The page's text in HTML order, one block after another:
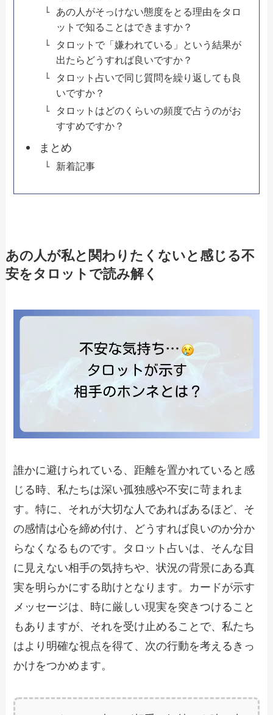
あの人がそっけない態度をとる理由をタロ
ットで知ることはできますか？
タロットで「嫌われている」という結果が
出たらどうすれば良いですか？
タロット占いで同じ質問を繰り返しても良
いですか？
タロットはどのくらいの頻度で占うのがお
すすめですか？
まとめ
新着記事
あの人が私と関わりたくないと感じる不
安をタロットで読み解く
誰かに避けられている、距離を置かれていると感
じる時、私たちは深い孤独感や不安に苛まれま
す。特に、それが大切な人であればあるほど、そ
の感情は心を締め付け、どうすれば良いのか分か
らなくなるものです。タロット占いは、そんな目
に見えない相手の気持ちや、状況の背景にある真
実を明らかにする助けとなります。カードが示す
メッセージは、時に厳しい現実を突きつけること
もありますが、それを受け止めることで、私たち
はより明確な視点を得て、次の行動を考えるきっ
かけをつかめます。